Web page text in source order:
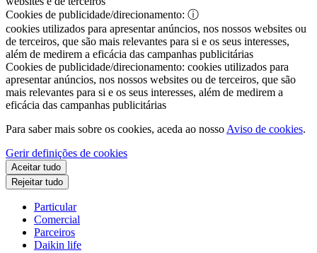
Cookies de publicidade/direcionamento: ⓘ
cookies utilizados para apresentar anúncios, nos nossos websites ou
de terceiros, que são mais relevantes para si e os seus interesses,
além de medirem a eficácia das campanhas publicitárias
Cookies de publicidade/direcionamento: cookies utilizados para
apresentar anúncios, nos nossos websites ou de terceiros, que são
mais relevantes para si e os seus interesses, além de medirem a
eficácia das campanhas publicitárias
Para saber mais sobre os cookies, aceda ao nosso Aviso de cookies.
Gerir definições de cookies
Aceitar tudo
Rejeitar tudo
Particular
Comercial
Parceiros
Daikin life